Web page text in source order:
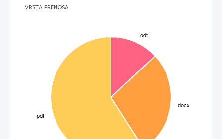
VRSTA PRENOSA